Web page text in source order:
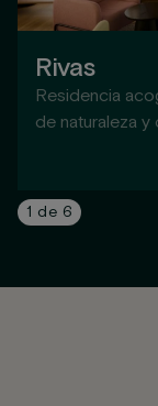
Rivas
Residencia
de naturaleza
1 de 6